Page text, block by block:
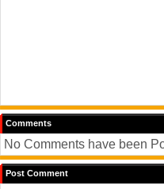
Comments
No Comments have been
Post Comment